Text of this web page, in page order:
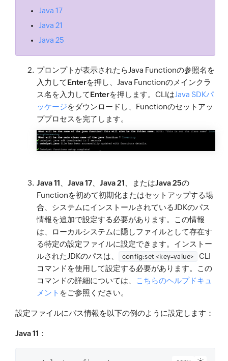
Java 17
Java 21
Java 25
プロンプトが表示されたらJava Functionの参照名を
入力してEnterを押し、Java Functionのメインクラ
ス名を入力してEnterを押します。CLIはJava SDKパ
ッケージをダウンロードし、Functionのセットアッ
ププロセスを完了します。
Java 11 Java 17 Java 21 、またはJava 25の
Functionを初めて初期化またはセットアップする場
合、システムにインストールされているJDKのパス
情報を追加で設定する必要があります。この情報
は、ローカルシステムに隠しファイルとして存在す
る特定の設定ファイルに設定できます。インストー
ルされたJDKのパスは、
config:set <key=value>
CLI
コマンドを使用して設定する必要があります。この
コマンドの詳細については、
こちらのヘルプドキュ
メント をご参照ください。
設定ファイルにパス情報を以下の例のように設定します：
Java 11 ：